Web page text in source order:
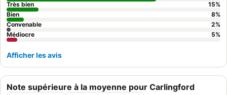
Note supérieure à la moyenne pour Carlingford
Très bien
15%
Bien
8%
Convenable
2%
Médiocre
5%
Afficher les avis